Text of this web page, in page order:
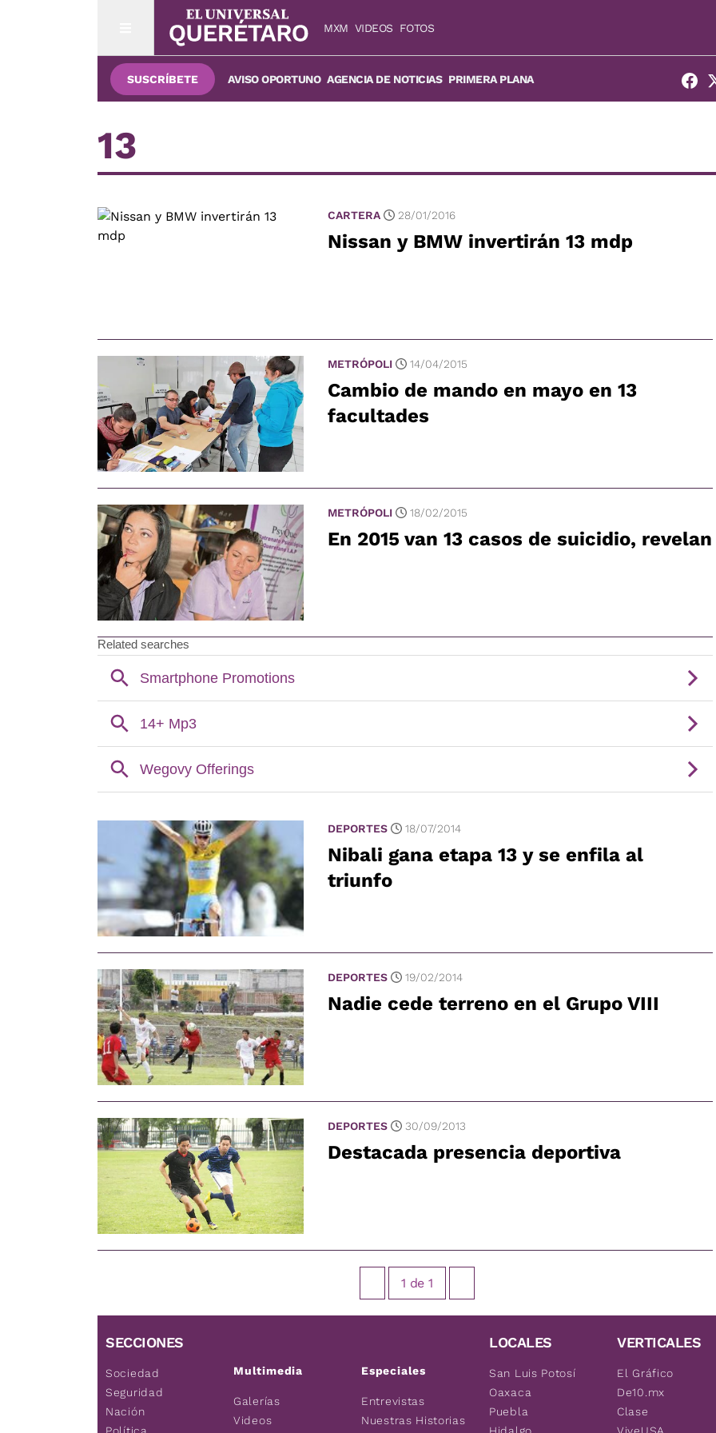
MXM VIDEOS FOTOS
SUSCRÍBETE AVISO OPORTUNO AGENCIA DE NOTICIAS PRIMERA PLANA
13
CARTERA 28/01/2016
Nissan y BMW invertirán 13 mdp
METRÓPOLI 14/04/2015
Cambio de mando en mayo en 13
facultades
METRÓPOLI 18/02/2015
En 2015 van 13 casos de suicidio, revelan
DEPORTES 18/07/2014
Nibali gana etapa 13 y se enfila al
triunfo
DEPORTES 19/02/2014
Nadie cede terreno en el Grupo VIII
DEPORTES 30/09/2013
Destacada presencia deportiva
1 de 1
SECCIONES
Sociedad
Seguridad
Nación
Multimedia
Galerías
Videos
Especiales
Entrevistas
Nuestras Historias
LOCALES
San Luis Potosí
Oaxaca
Puebla
VERTICALES
El Gráfico
De10.mx
Clase